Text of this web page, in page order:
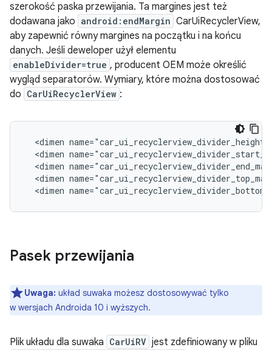
szerokość paska przewijania. Ta margines jest też
dodawana jako android:endMargin CarUiRecyclerView,
aby zapewnić równy margines na początku i na końcu
danych. Jeśli deweloper użył elementu
enableDivider=true , producent OEM może określić
wygląd separatorów. Wymiary, które można dostosować
do CarUiRecyclerView :
<dimen
<dimen
<dimen
<dimen
<dimen
Pasek przewijania
Uwaga: układ suwaka możesz dostosowywać tylko
w wersjach Androida 10 i wyższych.
Plik układu dla suwaka CarUiRV jest zdefiniowany w pliku